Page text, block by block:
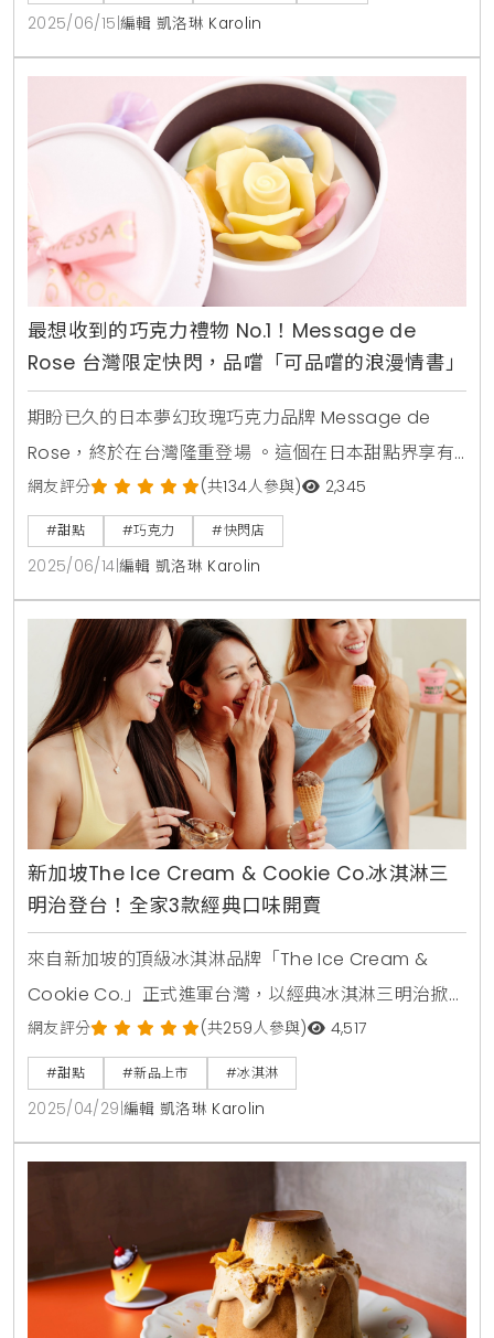
果肉和香甜多汁的風味，並搭配柚子，檸檬葉，椰香與
香草等時令及南洋熱帶元素，為芒果愛好者帶來清爽的
夏日享受 。小蛋糕每個295元起，5吋蛋糕每個1280元
起 。品味法式優雅與熱帶風情的完美結合 芒果千
2025/06/15 編輯 凱洛琳 Karolin
最想收到的巧克力禮物 No.1！Message de
Rose 台灣限定快閃，品嚐「可品嚐的浪漫情書」
期盼已久的日本夢幻玫瑰巧克力品牌 Message de
Rose，終於在台灣隆重登場 。這個在日本甜點界享有
盛名，並曾榮獲日本甜點誌票選「最想收到的巧克力禮
物 No.1」的品牌 ，由德際精品全新引進，於即日起至七
月六日，在台北 SOGO 百貨復興館 B3 樓中央手扶梯
旁，展開為期一個月的獨家快閃活動 。對於追求生活品
味，喜愛獨特甜點，或是正在尋找別緻贈禮的消費者而
言，Message de Rose
網友評分 (共134人參與) 2,345
#甜點 #巧克力 #快閃店
2025/06/14 編輯 凱洛琳 Karolin
新加坡The Ice Cream & Cookie Co.冰淇淋三
明治登台！全家3款經典口味開賣
來自新加坡的頂級冰淇淋品牌「The Ice Cream &
Cookie Co.」正式進軍台灣，以經典冰淇淋三明治掀
起健康甜點新風潮。即日起，消費者可在全台全家便利
商店以每款 99 元的親民價格，搶先品嚐三款獨特口
味：香草脆餅冰淇淋、可可風味脆餅冰淇淋與開心果脆
餅冰淇淋。品牌秉持「Better For You」的理念，採用
天然食材、降低 40% 糖分，並融入益生元纖維，為台
網友評分 (共259人參與) 4,517
#甜點 #新品上市 #冰淇淋
2025/04/29 編輯 凱洛琳 Karolin